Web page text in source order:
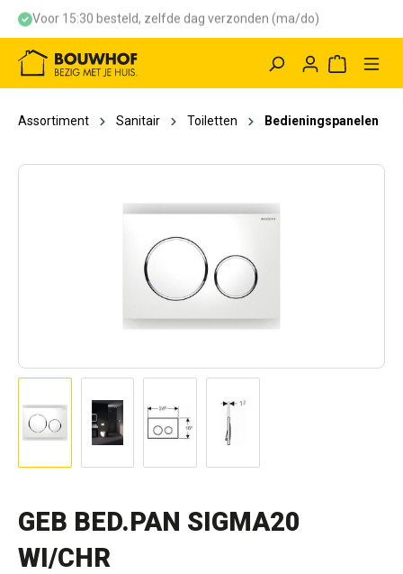
Voor 15:30 besteld, zelfde dag verzonden (ma/do)
Assortiment Sanitair Toiletten Bedieningspanelen
GEB BED.PAN SIGMA20
WI/CHR